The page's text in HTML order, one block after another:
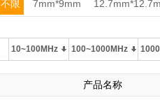
不限 7mm*9mm
10~100MHz 100~1000MHz
产品名称